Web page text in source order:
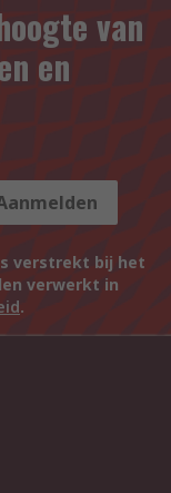
van
en
verstrekt bij het
verwerkt in
.